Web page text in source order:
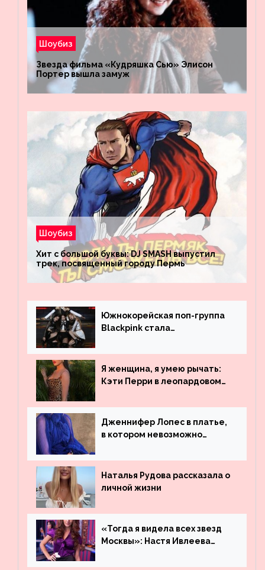
Шоубиз
Звезда фильма «Кудряшка Сью» Элисон
Портер вышла замуж
Шоубиз
Хит с большой буквы: DJ SMASH выпустил
трек, посвященный городу Пермь
Южнокорейская поп-группа
Blackpink стала
просмотрам на YouTube. Они
обогнали даже Джастина
Бибера
Я женщина, я умею рычать:
Кэти Перри в леопардовом
Дженнифер Лопес в платье,
в котором невозможно
Наталья Рудова рассказала о
личной жизни
«Тогда я видела всех звезд
Москвы»: Настя Ивлеева
популярности и выложила